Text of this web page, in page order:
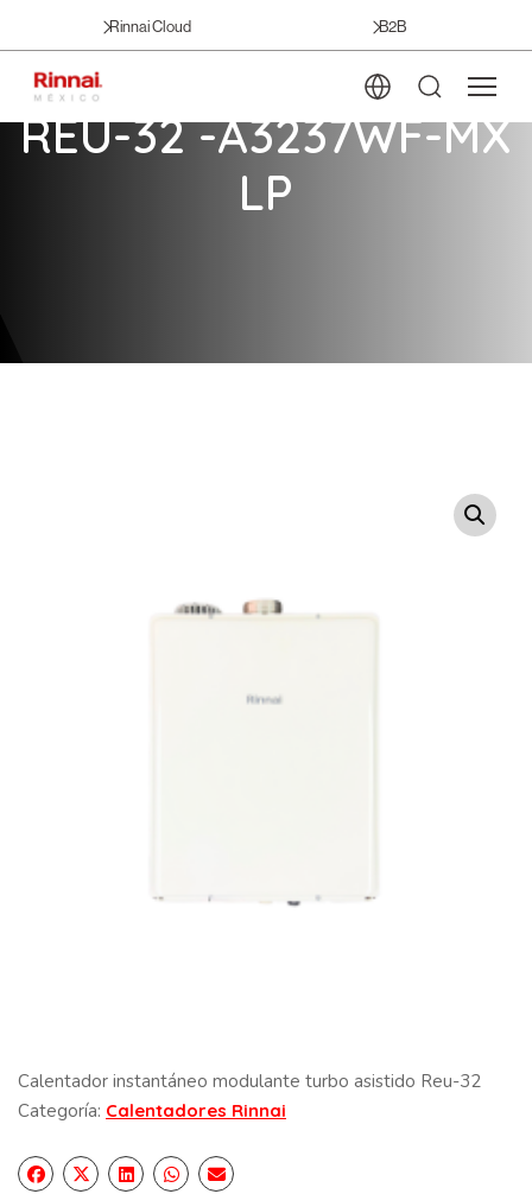
Rinnai Cloud B2B
REU-32 -A3237WF-MX
LP
Calentador instantáneo modulante turbo asistido Reu-32
Categoría: Calentadores Rinnai